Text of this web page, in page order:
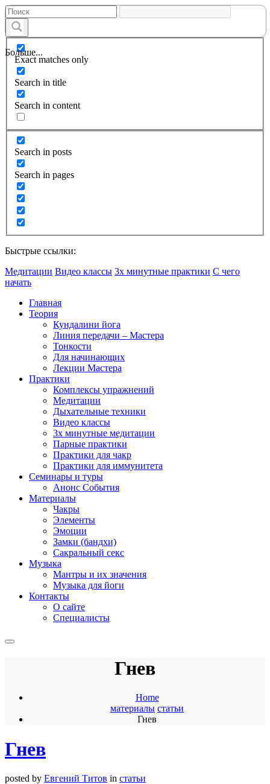
Больше...
Exact matches only
Search in title
Search in content
Search in posts
Search in pages
Быстрые ссылки:
Медитации Видео классы 3х минутные практики С чего
начать
Главная
Теория
Кундалини йога
Линия передачи – Мастера
Тонкости
Для начинающих
Лекции Мастера
Практики
Комплексы упражнений
Медитации
Дыхательные техники
Видео классы
3х минутные медитации
Парные практики
Практики для чакр
Практики для иммунитета
Семинары и туры
Анонс События
Материалы
Чакры
Элементы
Эмоции
Замки (бандхи)
Сакральный секс
Музыка
Мантры и их значения
Музыка для йоги
Контакты
О сайте
Специалисты
Гнев
Home
материалы статьи
Гнев
Гнев
posted by Евгений Титов in статьи